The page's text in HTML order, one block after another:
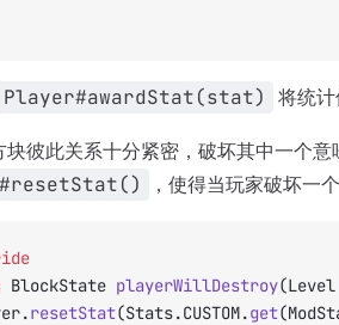
Player#awardStat(stat) 将统计
块彼此关系十分紧密，破坏其中一个
，使得当玩家破坏一
BlockState playerWillDestroy
resetStat(Stats.CUSTOM.get